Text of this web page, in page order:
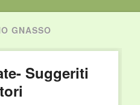
GNASSO
Suggeriti